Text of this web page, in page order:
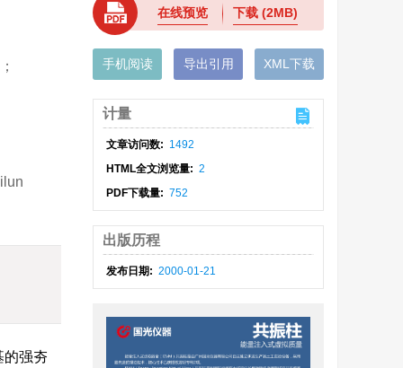
的强夯
在线预览 下载(2MB)
手机阅读 导出引用 XML下载
计量
文章访问数: 1492
HTML全文浏览量: 2
PDF下载量: 752
出版历程
发布日期: 2000-01-21